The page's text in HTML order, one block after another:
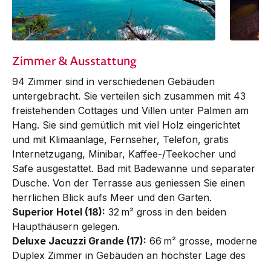
Zimmer & Ausstattung
94 Zimmer sind in verschiedenen Gebäuden
untergebracht. Sie verteilen sich zusammen mit 43
freistehenden Cottages und Villen unter Palmen am
Hang. Sie sind gemütlich mit viel Holz eingerichtet
und mit Klima­anlage, Fernseher, Telefon, gratis
Inter­netzu­gang, Mini­bar, Kaffee-/Teekocher und
Safe ausgestattet. Bad mit Badewanne und separater
Dusche. Von der Terrasse aus genies­sen Sie einen
herrlichen Blick aufs Meer und den Garten.
Superior Hotel (18): 32 m² gross in den beiden
Haupthäusern gelegen.
Deluxe Jacuzzi Grande (17): 66 m² grosse, moderne
Duplex Zimmer in Gebäuden an höchster Lage des